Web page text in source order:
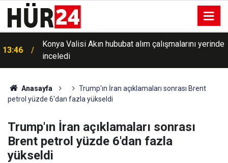
13:46
Konya Valisi Akın hububat alım çalışmalarını yerinde
inceledi
Anasayfa
Trump'ın İran açıklamaları sonrası Brent
petrol yüzde 6'dan fazla yükseldi
Trump'ın İran açıklamaları sonrası
Brent petrol yüzde 6'dan fazla
yükseldi